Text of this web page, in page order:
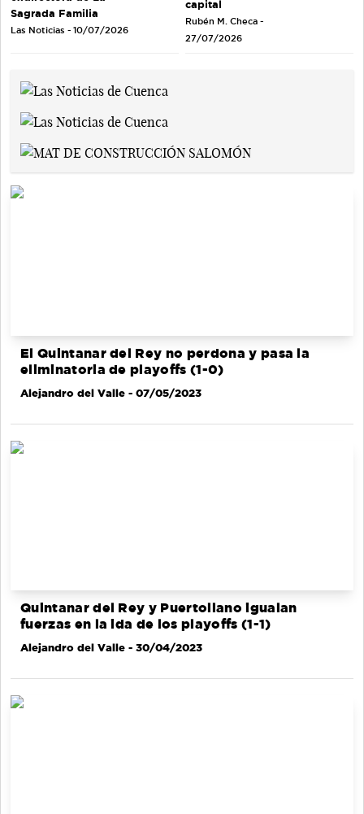
Sagrada Familia
Las Noticias - 10/07/2026
capital
Rubén M. Checa -
27/07/2026
El Quintanar del Rey no perdona y pasa la
eliminatoria de playoffs (1-0)
Alejandro del Valle - 07/05/2023
Quintanar del Rey y Puertollano igualan
fuerzas en la ida de los playoffs (1-1)
Alejandro del Valle - 30/04/2023